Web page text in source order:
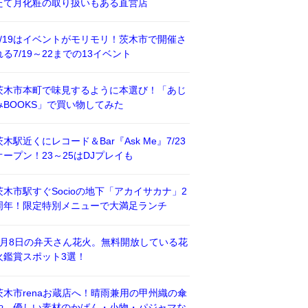
て月化粧の取り扱いもある直営店
19はイベントがモリモリ！茨木市で開催さ
る7/19～22までの13イベント
木市本町で味見するように本選び！「あじ
BOOKS」で買い物してみた
木駅近くにレコード＆Bar『Ask Me』7/23
ープン！23～25はDJプレイも
木市駅すぐSocioの地下「アカイサカナ」2
年！限定特別メニューで大満足ランチ
8日の弁天さん花火。無料開放している花
鑑賞スポット3選！
木市renaお蔵店へ！晴雨兼用の甲州織の傘